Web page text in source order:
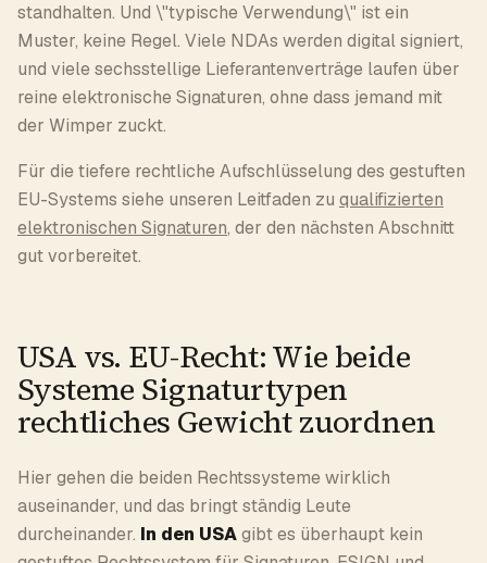
standhalten. Und \"typische Verwendung\" ist ein
Muster, keine Regel. Viele NDAs werden digital signiert,
und viele sechsstellige Lieferantenverträge laufen über
reine elektronische Signaturen, ohne dass jemand mit
der Wimper zuckt.
Für die tiefere rechtliche Aufschlüsselung des gestuften
EU-Systems siehe unseren Leitfaden zu qualifizierten
elektronischen Signaturen, der den nächsten Abschnitt
gut vorbereitet.
USA vs. EU-Recht: Wie beide
Systeme Signaturtypen
rechtliches Gewicht zuordnen
Hier gehen die beiden Rechtssysteme wirklich
auseinander, und das bringt ständig Leute
durcheinander. In den USAgibt es überhaupt kein